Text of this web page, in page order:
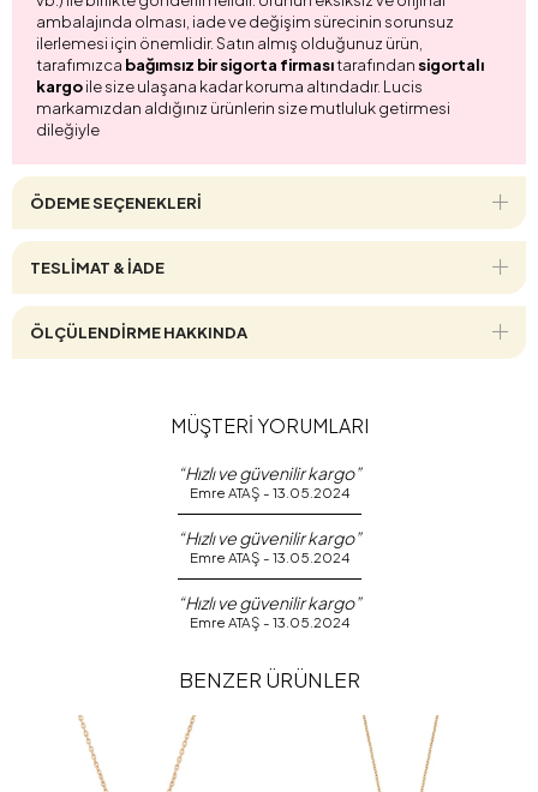
ambalajında olması, iade ve değişim sürecinin sorunsuz
ilerlemesi için önemlidir. Satın almış olduğunuz ürün,
tarafımızca bağımsız bir sigorta firmasıtarafından sigortalı
kargoile size ulaşana kadar koruma altındadır. Lucis
markamızdan aldığınız ürünlerin size mutluluk getirmesi
dileğiyle
ÖDEME SEÇENEKLERI
TESLİMAT & İADE
ÖLÇÜLENDİRME HAKKINDA
MÜŞTERİ YORUMLARI
“Hızlı ve güvenilir kargo”
Emre ATAŞ - 13.05.2024
“Hızlı ve güvenilir kargo”
Emre ATAŞ - 13.05.2024
“Hızlı ve güvenilir kargo”
Emre ATAŞ - 13.05.2024
BENZER ÜRÜNLER